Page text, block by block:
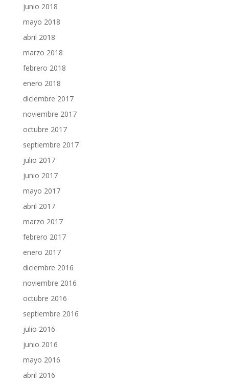
junio 2018
mayo 2018
abril 2018
marzo 2018
febrero 2018
enero 2018
diciembre 2017
noviembre 2017
octubre 2017
septiembre 2017
julio 2017
junio 2017
mayo 2017
abril 2017
marzo 2017
febrero 2017
enero 2017
diciembre 2016
noviembre 2016
octubre 2016
septiembre 2016
julio 2016
junio 2016
mayo 2016
abril 2016